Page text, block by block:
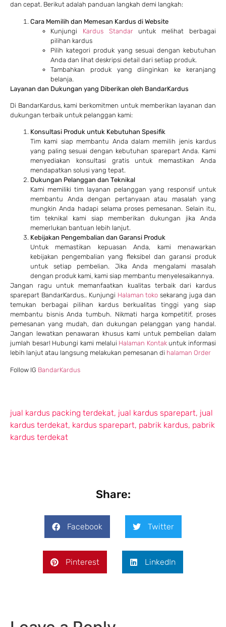
dan cepat. Berikut adalah panduan langkah demi langkah:
Cara Memilih dan Memesan Kardus di Website
Kunjungi Kardus Standaruntuk melihat berbagai
pilihan kardus
Pilih kategori produk yang sesuai dengan kebutuhan
Anda dan lihat deskripsi detail dari setiap produk.
Tambahkan produk yang diinginkan ke keranjang
belanja.
Layanan dan Dukungan yang Diberikan oleh BandarKardus
Di BandarKardus, kami berkomitmen untuk memberikan layanan dan
dukungan terbaik untuk pelanggan kami:
Konsultasi Produk untuk Kebutuhan Spesifik
Tim kami siap membantu Anda dalam memilih jenis kardus
yang paling sesuai dengan kebutuhan sparepart Anda. Kami
menyediakan konsultasi gratis untuk memastikan Anda
mendapatkan solusi yang tepat.
Dukungan Pelanggan dan Teknikal
Kami memiliki tim layanan pelanggan yang responsif untuk
membantu Anda dengan pertanyaan atau masalah yang
mungkin Anda hadapi selama proses pemesanan. Selain itu,
tim teknikal kami siap memberikan dukungan jika Anda
memerlukan bantuan lebih lanjut.
Kebijakan Pengembalian dan Garansi Produk
Untuk memastikan kepuasan Anda, kami menawarkan
kebijakan pengembalian yang fleksibel dan garansi produk
untuk setiap pembelian. Jika Anda mengalami masalah
dengan produk kami, kami siap membantu menyelesaikannya.
Jangan ragu untuk memanfaatkan kualitas terbaik dari kardus
sparepart BandarKardus.. Kunjungi Halaman toko sekarang juga dan
temukan berbagai pilihan kardus berkualitas tinggi yang siap
membantu bisnis Anda tumbuh. Nikmati harga kompetitif, proses
pemesanan yang mudah, dan dukungan pelanggan yang handal.
Jangan lewatkan penawaran khusus kami untuk pembelian dalam
jumlah besar! Hubungi kami melalui Halaman Kontakuntuk informasi
lebih lanjut atau langsung melakukan pemesanan di halaman Order
Follow IG BandarKardus
jual kardus packing terdekat, jual kardus sparepart, jual
kardus terdekat, kardus sparepart, pabrik kardus, pabrik
kardus terdekat
Share:
Facebook Twitter
Pinterest LinkedIn